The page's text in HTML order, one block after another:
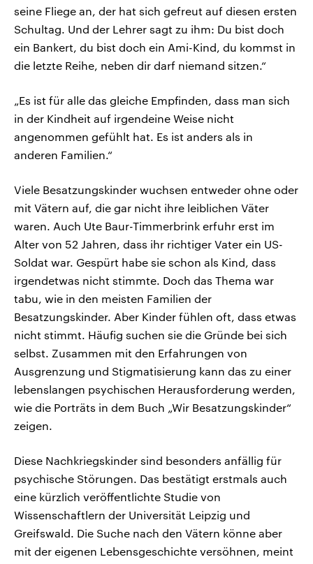
seine Fliege an, der hat sich gefreut auf diesen ersten
Schultag. Und der Lehrer sagt zu ihm: Du bist doch
ein Bankert, du bist doch ein Ami-Kind, du kommst in
die letzte Reihe, neben dir darf niemand sitzen.“
„Es ist für alle das gleiche Empfinden, dass man sich
in der Kindheit auf irgendeine Weise nicht
angenommen gefühlt hat. Es ist anders als in
anderen Familien.“
Viele Besatzungskinder wuchsen entweder ohne oder
mit Vätern auf, die gar nicht ihre leiblichen Väter
waren. Auch Ute Baur-Timmerbrink erfuhr erst im
Alter von 52 Jahren, dass ihr richtiger Vater ein US-
Soldat war. Gespürt habe sie schon als Kind, dass
irgendetwas nicht stimmte. Doch das Thema war
tabu, wie in den meisten Familien der
Besatzungskinder. Aber Kinder fühlen oft, dass etwas
nicht stimmt. Häufig suchen sie die Gründe bei sich
selbst. Zusammen mit den Erfahrungen von
Ausgrenzung und Stigmatisierung kann das zu einer
lebenslangen psychischen Herausforderung werden,
wie die Porträts in dem Buch „Wir Besatzungskinder“
zeigen.
Diese Nachkriegskinder sind besonders anfällig für
psychische Störungen. Das bestätigt erstmals auch
eine kürzlich veröffentlichte Studie von
Wissenschaftlern der Universität Leipzig und
Greifswald. Die Suche nach den Vätern könne aber
mit der eigenen Lebensgeschichte versöhnen, meint